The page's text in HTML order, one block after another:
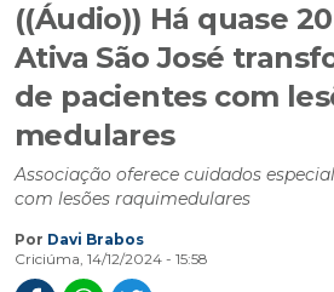
((Áudio)) Há quase
Ativa São José
de pacientes com
medulares
Associação oferece cuidados
com lesões raquimedulares
Por Davi Brabos
Criciúma, 14/12/2024 - 15:58